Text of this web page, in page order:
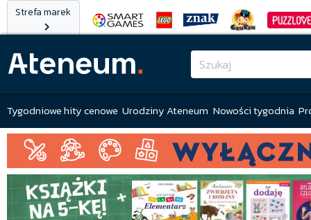
Strefa marek
Tygodniowe hity cenowe Urodziny Ateneum Nowości tygodnia